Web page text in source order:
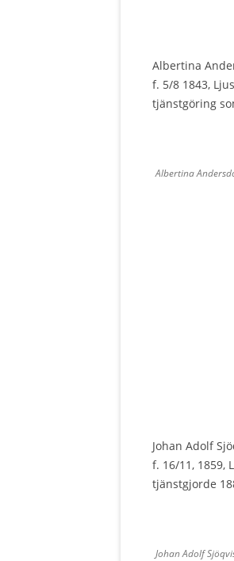
Albertina
f. 5/8 1843,
tjänstgöring
Albertina
Johan Adolf
f. 16/11, 1859,
tjänstgjorde
Johan Adolf